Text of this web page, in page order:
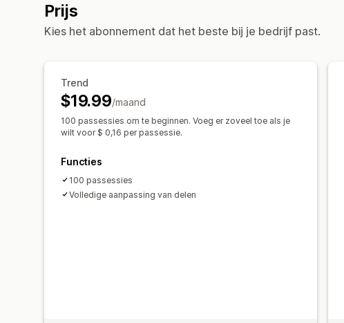
Prijs
Kies het abonnement dat het beste bij je bedrijf past.
Trend
$19.99/maand
100 passessies om te beginnen. Voeg er zoveel toe als je
wilt voor $ 0,16 per passessie.
Functies
100 passessies
Volledige aanpassing van delen